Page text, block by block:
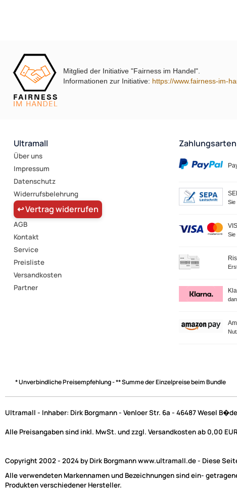
Mitglied der Initiative "Fairness im Handel".
Informationen zur Initiative: https://www.fairness-im-
Ultramall
Über uns
Impressum
Datenschutz
Widerrufsbelehrung
↩ Vertrag widerrufen
AGB
Kontakt
Service
Preisliste
Versandkosten
Partner
Zahlungsarten
Sie
Sie
* Unverbindliche Preisempfehlung - ** Summe der Einzelpreise beim Bundle
Ultramall - Inhaber: Dirk Borgmann - Venloer Str. 6a - 46487 Wesel
Alle Preisangaben sind inkl. MwSt. und zzgl. Versandkosten ab 0,00
Copyright 2002 - 2024 by Dirk Borgmann www.ultramall.de - Diese
Alle verwendeten Markennamen und Bezeichnungen sind ein-
Produkten verschiedener Hersteller.